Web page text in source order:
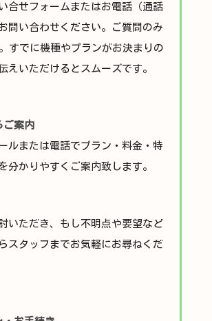
合せフォームまたはお電話（通話
問い合わせください。ご質問のみ
すでに機種やプランがお決まりの
えいただけるとスムーズです。
案内
ルまたは電話でプラン・料金・特
分かりやすくご案内致します。
いただき、もし不明点や要望など
スタッフまでお気軽にお尋ねくだ